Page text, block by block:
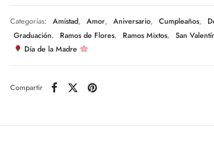
Categorías: Amistad, Amor, Aniversario, Cumpleaños,
Graduación, Ramos de Flores, Ramos Mixtos, San
Día de la Madre
Compartir